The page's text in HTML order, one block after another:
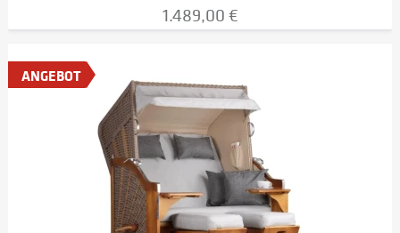
1.489,00 €
ANGEBOT